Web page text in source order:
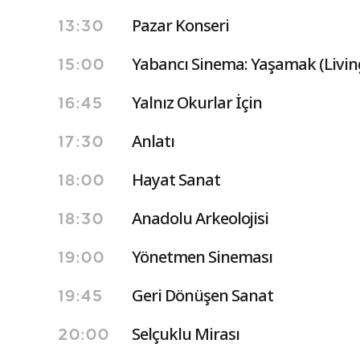
13:30 Pazar Konseri
15:00 Yabancı Sinema: Yaşamak
16:45 Yalnız Okurlar İçin
17:30 Anlatı
18:00 Hayat Sanat
18:30 Anadolu Arkeolojisi
19:00 Yönetmen Sineması
19:45 Geri Dönüşen Sanat
20:00 Selçuklu Mirası